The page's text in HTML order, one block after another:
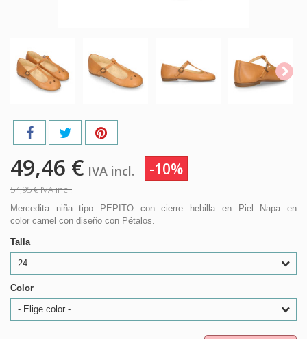
49,46 € IVA incl. -10%
54,95 €IVA incl.
Mercedita niña tipo PEPITO con cierre hebilla en Piel Napa en
color camel con diseño con Pétalos.
Talla
24
Color
- Elige color -